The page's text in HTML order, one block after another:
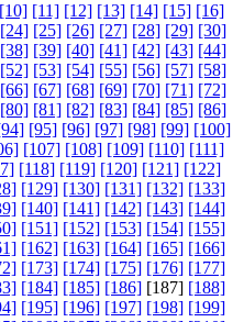
[10] [11] [12] [13] [14] [15] [16]
[24] [25] [26] [27] [28] [29] [30]
[38] [39] [40] [41] [42] [43] [44]
[52] [53] [54] [55] [56] [57] [58]
[66] [67] [68] [69] [70] [71] [72]
[80] [81] [82] [83] [84] [85] [86]
[95] [96] [97] [98] [99] [100]
[107] [108] [109] [110] [111]
[118] [119] [120] [121] [122]
[129] [130] [131] [132] [133]
[140] [141] [142] [143] [144]
[151] [152] [153] [154] [155]
[162] [163] [164] [165] [166]
[173] [174] [175] [176] [177]
[184] [185] [186] [187] [188]
[195] [196] [197] [198] [199]